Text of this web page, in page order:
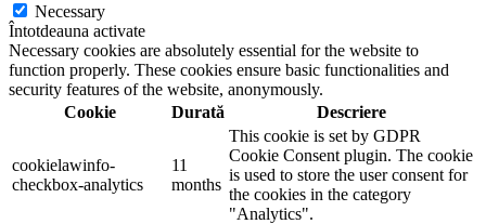
Necessary
Întotdeauna activate
Necessary cookies are absolutely essential for the website to
function properly. These cookies ensure basic functionalities and
security features of the website, anonymously.
Cookie
Durată Descriere
cookielawinfo-
checkbox-analytics
11
months
This cookie is set by GDPR
Cookie Consent plugin. The cookie
is used to store the user consent for
the cookies in the category
"Analytics".